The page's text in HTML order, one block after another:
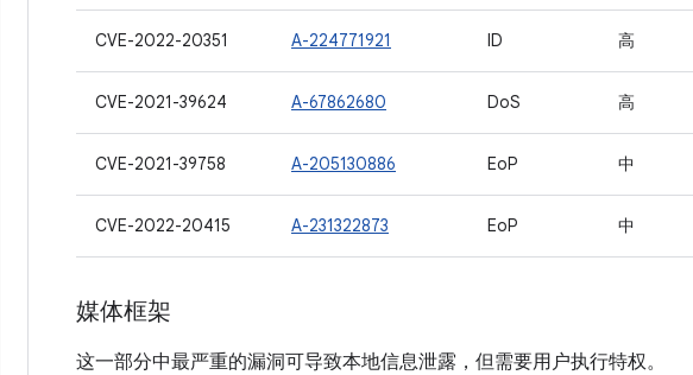
CVE-2022-20351 A-224771921 ID 高
CVE-2021-39624 A-67862680 DoS 高
CVE-2021-39758 A-205130886 EoP 中
CVE-2022-20415 A-231322873 EoP 中
媒体框架
这一部分中最严重的漏洞可导致本地信息泄露，但需要用户执行特权。